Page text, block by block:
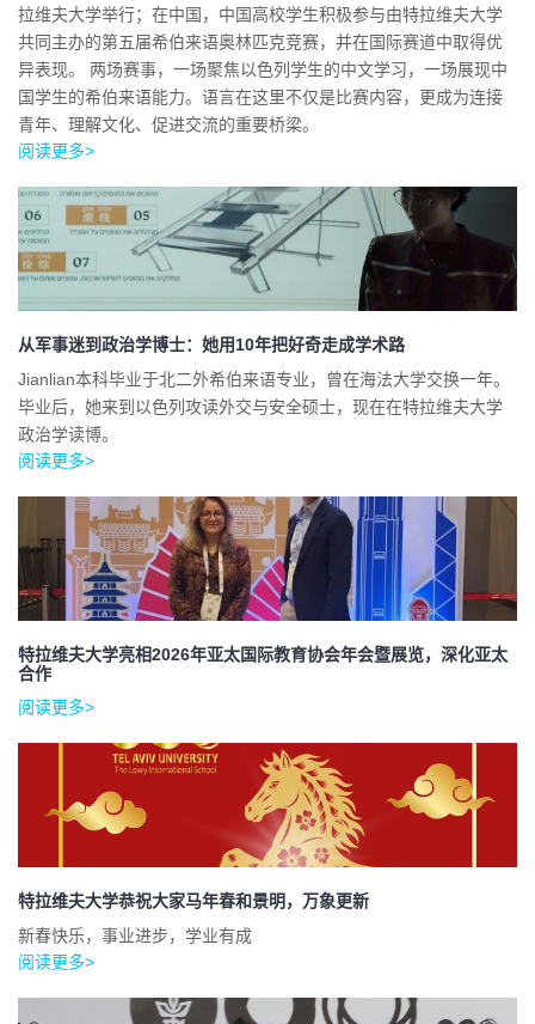
拉维夫大学举行；在中国，中国高校学生积极参与由特拉维夫大学
共同主办的第五届希伯来语奥林匹克竞赛，并在国际赛道中取得优
异表现。 两场赛事，一场聚焦以色列学生的中文学习，一场展现中
国学生的希伯来语能力。语言在这里不仅是比赛内容，更成为连接
青年、理解文化、促进交流的重要桥梁。
阅读更多>
从军事迷到政治学博士：她用10年把好奇走成学术路
Jianlian本科毕业于北二外希伯来语专业，曾在海法大学交换一年。
毕业后，她来到以色列攻读外交与安全硕士，现在在特拉维夫大学
政治学读博。
阅读更多>
特拉维夫大学亮相2026年亚太国际教育协会年会暨展览，深化亚太
合作
阅读更多>
特拉维夫大学恭祝大家马年春和景明，万象更新
新春快乐，事业进步，学业有成
阅读更多>